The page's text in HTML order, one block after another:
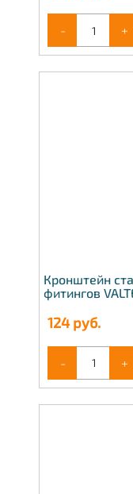
- +
Кронштейн
фитингов
124руб.
- +